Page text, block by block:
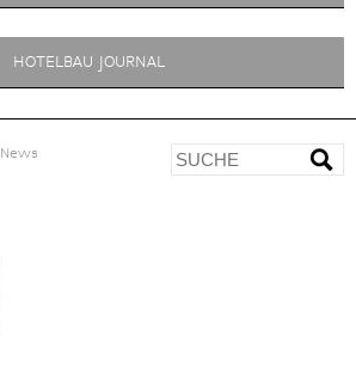
HOTELBAU JOURNAL
News